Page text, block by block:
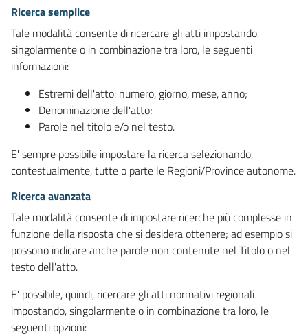
Ricerca semplice
Tale modalità consente di ricercare gli atti impostando,
singolarmente o in combinazione tra loro, le seguenti
informazioni:
Estremi dell'atto: numero, giorno, mese, anno;
Denominazione dell'atto;
Parole nel titolo e/o nel testo.
E' sempre possibile impostare la ricerca selezionando,
contestualmente, tutte o parte le Regioni/Province autonome.
Ricerca avanzata
Tale modalità consente di impostare ricerche più complesse in
funzione della risposta che si desidera ottenere; ad esempio si
possono indicare anche parole non contenute nel Titolo o nel
testo dell'atto.
E' possibile, quindi, ricercare gli atti normativi regionali
impostando, singolarmente o in combinazione tra loro, le
seguenti opzioni: